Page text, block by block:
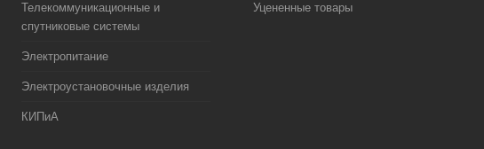
Телекоммуникационные и
спутниковые системы
Электропитание
Электроустановочные изделия
КИПиА
Уцененные товары